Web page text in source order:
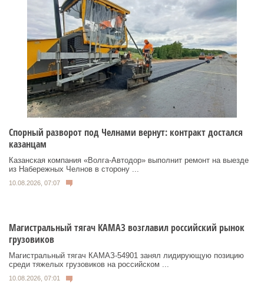
Спорный разворот под Челнами вернут: контракт достался
казанцам
Казанская компания «Волга‑Автодор» выполнит ремонт на выезде
из Набережных Челнов в сторону ...
10.08.2026, 07:07
Магистральный тягач КАМАЗ возглавил российский рынок
грузовиков
Магистральный тягач КАМАЗ-54901 занял лидирующую позицию
среди тяжелых грузовиков на российском ...
10.08.2026, 07:01